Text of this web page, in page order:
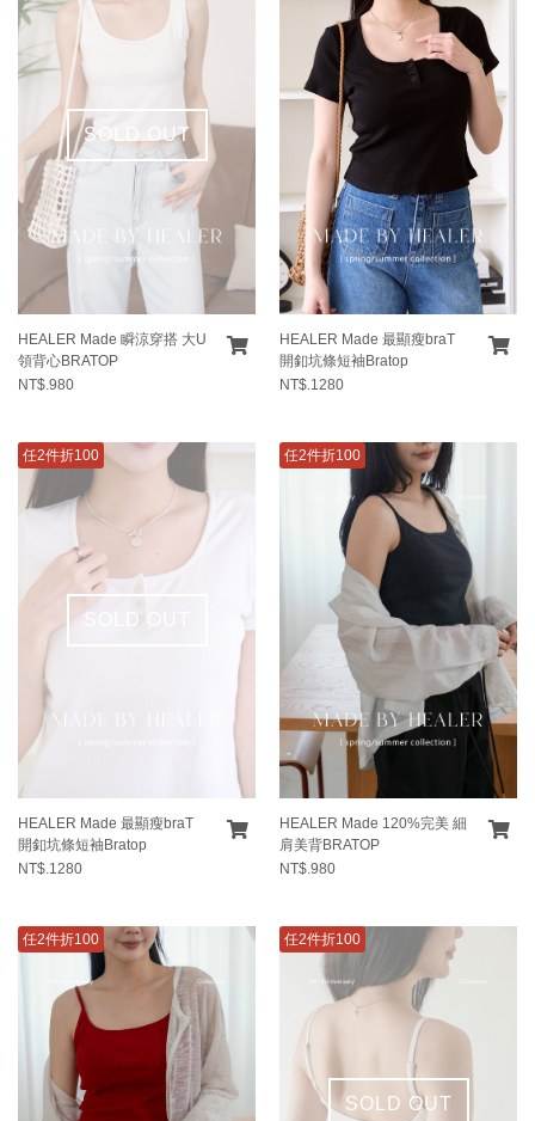
SOLD OUT
HEALER Made 瞬涼穿搭 大U
領背心BRATOP
NT$.980
HEALER Made 最顯瘦braT
開釦坑條短袖Bratop
NT$.1280
SOLD OUT
任2件折100
HEALER Made 最顯瘦braT
開釦坑條短袖Bratop
NT$.1280
任2件折100
HEALER Made 120%完美 細
肩美背BRATOP
NT$.980
任2件折100
SOLD OUT
任2件折100